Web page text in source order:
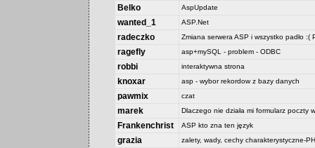
Belko AspUpdate
wanted_1 ASP.Net
radeczko Zmiana serwera ASP i wszystko padło :(
ragefly asp+mySQL - problem - ODBC
robbi interaktywna strona
knoxar asp - wybor rekordow z bazy danych
pawmix czat
marek Dlaczego nie działa mi formularz poczty
Frankenchrist ASP kto zna ten język
grazia zalety, wady, cechy charakterystyczne-